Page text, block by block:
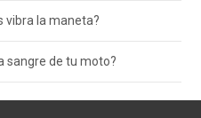
vibra la maneta?
sangre de tu moto?